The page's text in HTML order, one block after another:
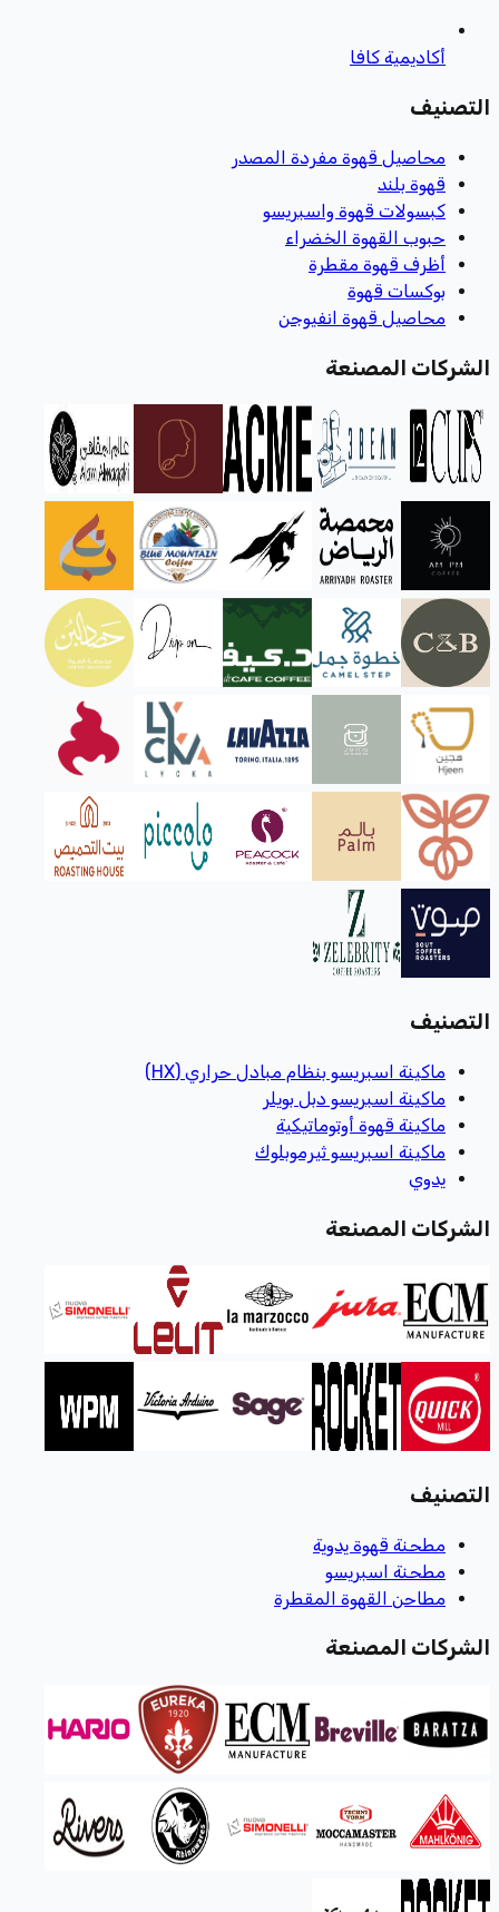
أكاديمية كافا
التصنيف
محاصيل قهوة مفردة المصدر
قهوة بلند
كبسولات قهوة واسبريسو
حبوب القهوة الخضراء
أظرف قهوة مقطرة
بوكسات قهوة
محاصيل قهوة انفيوجن
الشركات المصنعة
التصنيف
ماكينة اسبريسو بنظام مبادل حراري (HX)
ماكينة اسبريسو دبل بويلر
ماكينة قهوة أوتوماتيكية
ماكينة اسبريسو ثيرموبلوك
يدوي
الشركات المصنعة
التصنيف
مطحنة قهوة يدوية
مطحنة اسبريسو
مطاحن القهوة المقطرة
الشركات المصنعة